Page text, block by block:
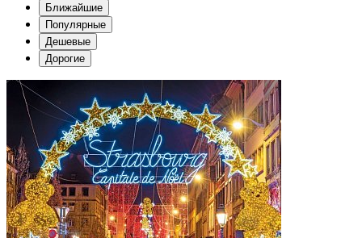
Ближайшие
Популярные
Дешевые
Дорогие